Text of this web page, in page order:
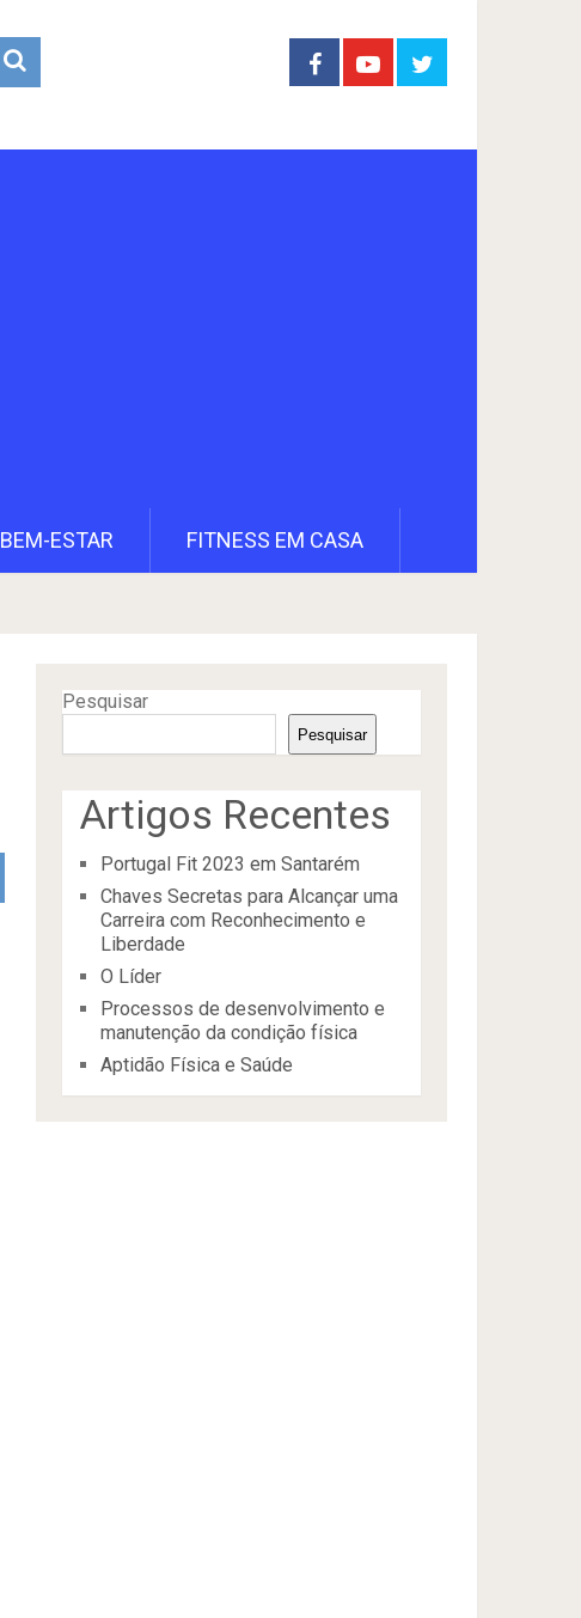
BEM-ESTAR FITNESS EM CASA
Pesquisar
Pesquisar
Artigos Recentes
Portugal Fit 2023 em Santarém
Chaves Secretas para Alcançar uma
Carreira com Reconhecimento e
Liberdade
O Líder
Processos de desenvolvimento e
manutenção da condição física
Aptidão Física e Saúde